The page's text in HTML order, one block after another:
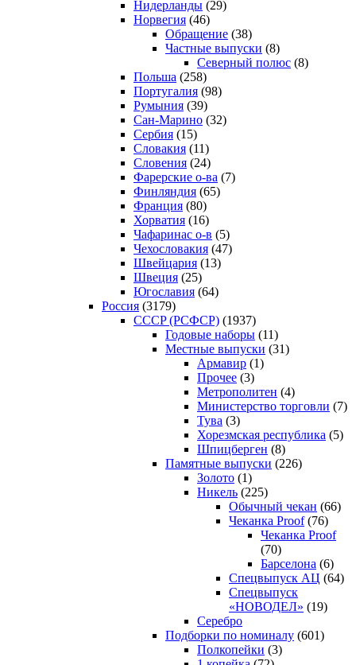
Нидерланды (29)
Норвегия (46)
Обращение (38)
Частные выпуски (8)
Северный полюс (8)
Польша (258)
Португалия (98)
Румыния (39)
Сан-Марино (32)
Сербия (15)
Словакия (11)
Словения (24)
Фарерские о-ва (7)
Финляндия (65)
Франция (80)
Хорватия (16)
Чафаринас о-в (5)
Чехословакия (47)
Швейцария (13)
Швеция (25)
Югославия (64)
Россия (3179)
CCCP (РСФСР) (1937)
Годовые наборы (11)
Местные выпуски (31)
Армавир (1)
Прочее (3)
Метрополитен (4)
Министерство торговли (7)
Тува (3)
Хорезмская республика (5)
Шпицберген (8)
Памятные выпуски (226)
Золото (1)
Никель (225)
Обычный чекан (66)
Чеканка Proof(76)
Чеканка Proof
(70)
Барселона (6)
Спецвыпуск АЦ (64)
Спецвыпуск
«НОВОДЕЛ» (19)
Серебро
Подборки по номиналу (601)
Полкопейки (3)